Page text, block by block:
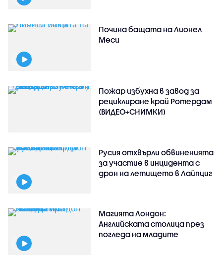
Почина бащата на Лионел
Меси
Пожар избухна в завод за
рециклиране край Ротердам
(ВИДЕО+СНИМКИ)
Русия отхвърли обвиненията
за участие в инцидента с
дрон на летището в Лайпциг
Магията Лондон:
Английската столица през
погледа на младите